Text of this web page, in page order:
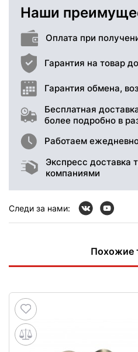
Наши
Оплата при
Гарантия на товар
Гарантия обмена,
Бесплатная
более подробно в
Работаем
Экспресс доставка
компаниями
Следи за нами:
Похожие